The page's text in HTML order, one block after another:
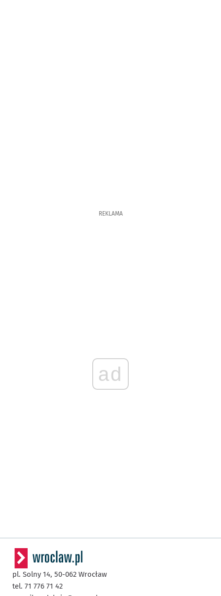
REKLAMA
ad
pl. Solny 14, 50-062 Wrocław
tel. 71 776 71 42